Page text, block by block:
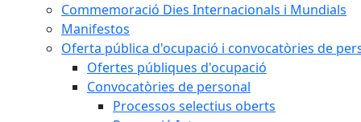
Commemoració Dies Internacionals i Mundials
Manifestos
Oferta pública d'ocupació i convocatòries de
Ofertes públiques d'ocupació
Convocatòries de personal
Processos selectius oberts